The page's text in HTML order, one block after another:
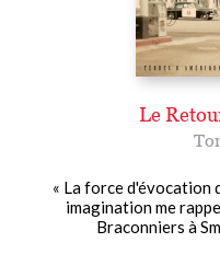
Le
« La force d'évocation
imagination me
Braconniers à